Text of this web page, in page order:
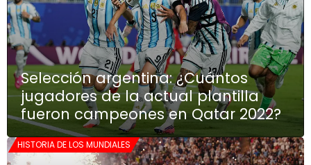
Selección argentina: ¿Cuántos
jugadores de la actual plantilla
fueron campeones en Qatar 2022?
HISTORIA DE LOS MUNDIALES